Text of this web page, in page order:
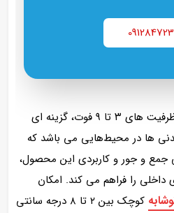
یخچال نوشیدنی کوچک با ظرفیت‌ های ۳ تا ۹ فوت، گزینه‌ ای
ها در محیط‌هایی می باشد که
جمع‌ و جور و کاربردی این محصول،
داخلی را فراهم می‌ کند. امکان
کوچک بین ۲ تا ۸ درجه سانتی‌